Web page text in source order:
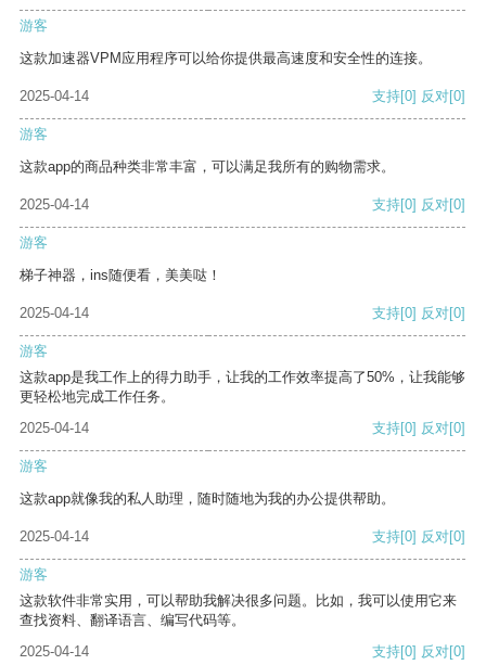
游客
这款加速器VPM应用程序可以给你提供最高速度和安全性的连接。
2025-04-14 支持[0] 反对[0]
游客
这款app的商品种类非常丰富，可以满足我所有的购物需求。
2025-04-14 支持[0] 反对[0]
游客
梯子神器，ins随便看，美美哒！
2025-04-14 支持[0] 反对[0]
游客
这款app是我工作上的得力助手，让我的工作效率提高了50%，让我能够
更轻松地完成工作任务。
2025-04-14
支持[0] 反对[0]
游客
这款app就像我的私人助理，随时随地为我的办公提供帮助。
2025-04-14 支持[0] 反对[0]
游客
这款软件非常实用，可以帮助我解决很多问题。比如，我可以使用它来
查找资料、翻译语言、编写代码等。
2025-04-14
支持[0] 反对[0]